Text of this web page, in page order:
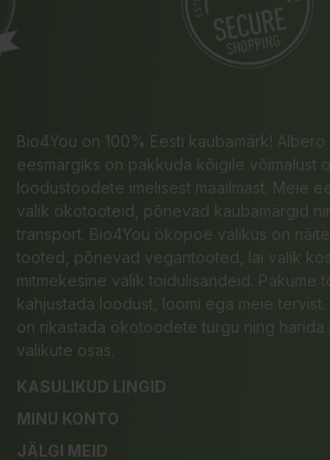
Bio4You on 100% Eesti kaubamärk!
eesmärgiks on pakkuda kõigile võimalust
loodustoodete imelisest maailmast. Meie
valik ökotooteid, põnevad kaubamärgid
transport. Bio4You ökopoe valikus on
tooted, põnevad vegantooted, lai valik
mitmekesine valik toidulisandeid. Pakume
kahjustada loodust, loomi ega meie tervist.
on rikastada ökotoodete turgu ning harida
valikute osas.
KASULIKUD LINGID
MINU KONTO
JÄLGI MEID